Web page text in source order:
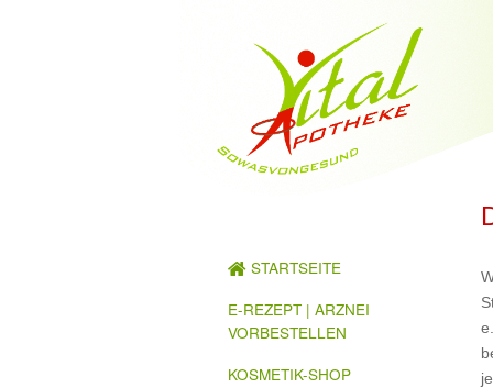
STARTSEITE
E-REZEPT | ARZNEI
VORBESTELLEN
KOSMETIK-SHOP